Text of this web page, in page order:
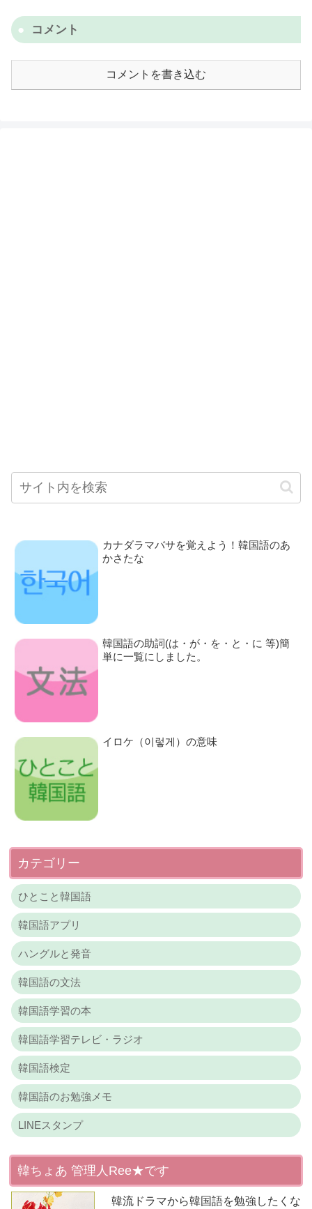
コメント
コメントを書き込む
カナダラマバサを覚えよう！韓国語のあ
かさたな
韓国語の助詞(は・が・を・と・に 等)簡
単に一覧にしました。
イロケ（이렇게）の意味
カテゴリー
ひとこと韓国語
韓国語アプリ
ハングルと発音
韓国語の文法
韓国語学習の本
韓国語学習テレビ・ラジオ
韓国語検定
韓国語のお勉強メモ
LINEスタンプ
韓ちょあ 管理人Ree★です
韓流ドラマから韓国語を勉強したくな